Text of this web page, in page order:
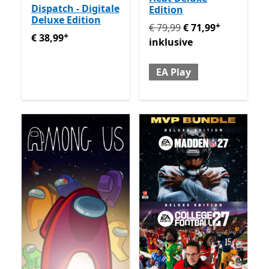
Dispatch - Digitale
Deluxe Edition
€ 38,99Enthält In-App-Käufe
€ 38,99+
Edition
Ursprünglich € 79,99 jetzt
€ 79,99€ 71,99+
inklusive
EA Play